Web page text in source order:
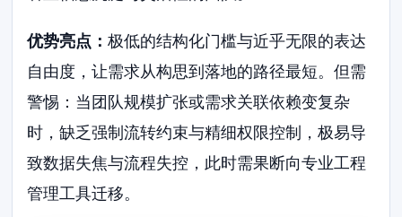
优势亮点：极低的结构化门槛与近乎无限的表达
自由度，让需求从构思到落地的路径最短。但需
警惕：当团队规模扩张或需求关联依赖变复杂
时，缺乏强制流转约束与精细权限控制，极易导
致数据失焦与流程失控，此时需果断向专业工程
管理工具迁移。